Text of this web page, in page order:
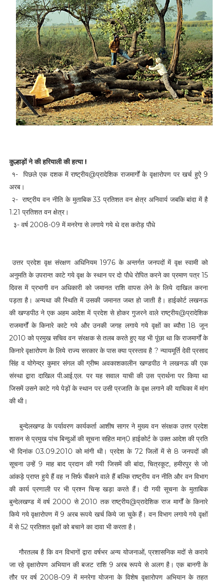
कुल्हाड़ों ने की हरियाली की हत्या !
१- पिछले एक दशक में राष्ट्रीय@प्रादेशिक राजमार्गों के वृक्षारोपण पर खर्च हुऐ 9
अरब।
२- राष्ट्रीय वन नीति के मुताबिक 33 प्रतिशत वन क्षेत्र अनिवार्य जबकि बांदा में है
1.21 प्रतिशत वन क्षेत्र।
३- वर्ष 2008-09 में मनरेगा से लगाये गये थे दस करोड़ पौधे
उत्तर प्रदेश वृक्ष संरक्षण अधिनियम 1976 के अन्तर्गत जनपदों में वृक्ष स्वामी को
अनुमति के उपरान्त काटे गये वृक्ष के स्थान पर दो पौधे रोपित करने का प्रमाण पत्र 15
दिवस में प्रभागी वन अधिकारी को जमानत राशि वापस लेने के लिये दाखिल करना
पड़ता है। अन्यथा की स्थिति में उसकी जमानत जब्त हो जाती है। हाईकोर्ट लखनऊ
की खण्डपीठ ने एक अहम आदेश में प्रदेश से होकर गुजरने वाले राष्ट्रीय@प्रादेशिक
राजमार्गों के किनारे काटे गये और उनकी जगह लगाये गये वृक्षों का ब्यौरा 18 जून
2010 को प्रमुख सचिव वन संरक्षक से तलब करते हुए यह भी पूंछा था कि राजमार्गों के
किनारे वृक्षारोपण के लिये राज्य सरकार के पास क्या प्रस्ताव है ? न्यायमूर्ति देवी प्रसाद
सिंह व योगेन्द्र कुमार संगल की ग्रीष्म अवकाशकालीन खण्डपीठ ने लखनऊ की एक
संस्था द्वारा दाखिल पी.आई.एल. पर यह सवाल याची की उस प्रार्थना पर किया था
जिसमें उसने काटे गये पेड़ों के स्थान पर उसी प्रजाति के वृक्ष लगाने की याचिका में मांग
की थी।
बुन्देलखण्ड के पर्यावरण कार्यकर्ता आशीष सागर ने मुख्य वन संरक्षक उत्तर प्रदेश
शासन से प्रमुख पांच बिन्दुओं की सूचना सहित मान्0 हाईकोर्ट के उक्त आदेश की प्रति
भी दिनांक 03.09.2010 को मांगी थी। प्रदेश के 72 जिलों में से 8 जनपदों की
सूचना उन्हें 9 माह बाद प्रदान की गयी जिसमें की बांदा, चित्रकूट, हमीरपुर से जो
आंकड़े प्राप्त हुये हैं वह न सिर्फ चैंकाने वाले हैं बल्कि राष्ट्रीय वन नीति और वन विभाग
की कार्य प्रणाली पर भी प्रश्न चिन्ह खड़ा करते हैं। दी गयी सूचना के मुताबिक
बुन्देलखण्ड में वर्ष 2000 से 2010 तक राष्ट्रीय@प्रादेशिक राज मार्गों के किनारे
किये गये वृक्षारोपण में 9 अरब रूपये खर्च किये जा चुके हैं। वन विभाग लगाये गये वृक्षों
में से 52 प्रतिशत वृक्षों को बचाने का दावा भी करता है।
गौरतलब है कि वन विभागों द्वारा वर्षभर अन्य योजनाओं, प्रशासनिक मदों से कराये
जा रहे वृक्षारोपण अभियान की बजट राशि 9 अरब रूपये से अलग है। एक बानगी के
तौर पर वर्ष 2008-09 में मनरेगा योजना के विशेष वृक्षारोपण अभियान के तहत